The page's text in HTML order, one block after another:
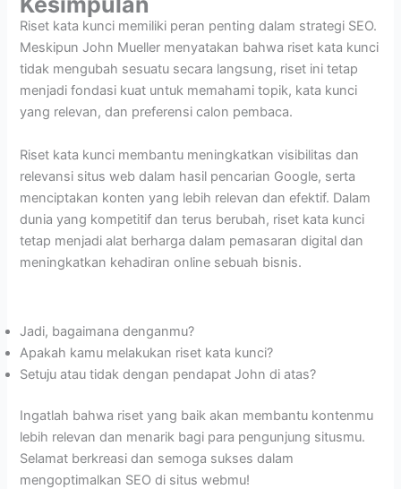
Riset kata kunci memiliki peran penting dalam strategi SEO.
Meskipun John Mueller menyatakan bahwa riset kata kunci
tidak mengubah sesuatu secara langsung, riset ini tetap
menjadi fondasi kuat untuk memahami topik, kata kunci
yang relevan, dan preferensi calon pembaca.
Riset kata kunci membantu meningkatkan visibilitas dan
relevansi situs web dalam hasil pencarian Google, serta
menciptakan konten yang lebih relevan dan efektif. Dalam
dunia yang kompetitif dan terus berubah, riset kata kunci
tetap menjadi alat berharga dalam pemasaran digital dan
meningkatkan kehadiran online sebuah bisnis.
Jadi, bagaimana denganmu?
Apakah kamu melakukan riset kata kunci?
Setuju atau tidak dengan pendapat John di atas?
Ingatlah bahwa riset yang baik akan membantu kontenmu
lebih relevan dan menarik bagi para pengunjung situsmu.
Selamat berkreasi dan semoga sukses dalam
mengoptimalkan SEO di situs webmu!